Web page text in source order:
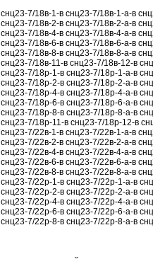
снц23-7/18в-1-в снц23-7/18в-1-а-в
снц23-7/18в-2-в снц23-7/18в-2-а-в
снц23-7/18в-4-в снц23-7/18в-4-а-в
снц23-7/18в-6-в снц23-7/18в-6-а-в
снц23-7/18в-8-в снц23-7/18в-8-а-в
снц23-7/18в-11-в снц23-7/18в-12-в
снц23-7/18р-1-в снц23-7/18р-1-а-в
снц23-7/18р-2-в снц23-7/18р-2-а-в
снц23-7/18р-4-в снц23-7/18р-4-а-в
снц23-7/18р-6-в снц23-7/18р-6-а-в
снц23-7/18р-8-в снц23-7/18р-8-а-в
снц23-7/18р-11-в снц23-7/18р-12-в
снц23-7/22в-1-в снц23-7/22в-1-а-в
снц23-7/22в-2-в снц23-7/22в-2-а-в
снц23-7/22в-4-в снц23-7/22в-4-а-в
снц23-7/22в-6-в снц23-7/22в-6-а-в
снц23-7/22в-8-в снц23-7/22в-8-а-в
снц23-7/22р-1-в снц23-7/22р-1-а-в
снц23-7/22р-2-в снц23-7/22р-2-а-в
снц23-7/22р-4-в снц23-7/22р-4-а-в
снц23-7/22р-6-в снц23-7/22р-6-а-в
снц23-7/22р-8-в снц23-7/22р-8-а-в